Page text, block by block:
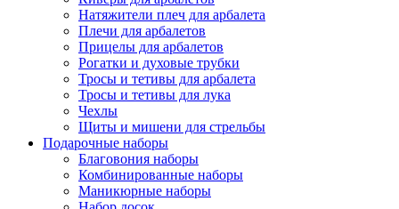
Натяжители плеч для арбалета
Плечи для арбалетов
Прицелы для арбалетов
Рогатки и духовые трубки
Тросы и тетивы для арбалета
Тросы и тетивы для лука
Чехлы
Щиты и мишени для стрельбы
Подарочные наборы
Благовония наборы
Комбинированные наборы
Маникюрные наборы